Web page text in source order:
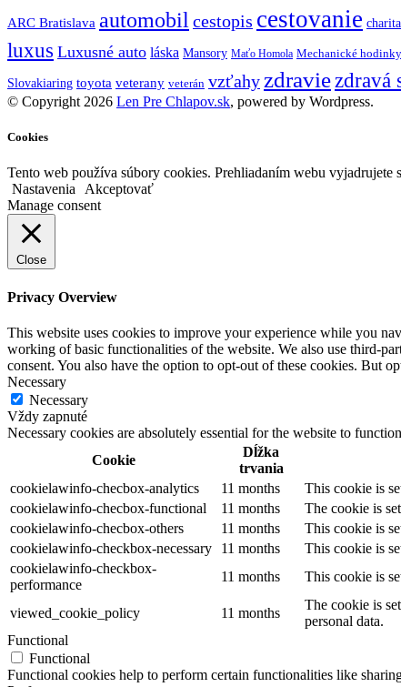
ARC Bratislava automobil cestopis cestovanie charita
luxus Luxusné auto láska Mansory Maťo Homola Mechanické hodinky
Slovakiaring toyota veterany veterán vzťahy zdravie zdravá
© Copyright 2026 Len Pre Chlapov.sk, powered by Wordpress.
Cookies
Tento web používa súbory cookies. Prehliadaním webu vyjadrujete
Nastavenia
Akceptovať
Manage consent
Close
Privacy Overview
This website uses cookies to improve your experience while you
working of basic functionalities of the website. We also use third-
consent. You also have the option to opt-out of these cookies. But
Necessary
Necessary
Vždy zapnuté
Necessary cookies are absolutely essential for the website to
Cookie
Dĺžka
trvania
cookielawinfo-checbox-analytics
11 months
This cookie is
cookielawinfo-checbox-functional
11 months
The cookie is
cookielawinfo-checbox-others
11 months
This cookie is
cookielawinfo-checkbox-necessary
11 months
This cookie is
cookielawinfo-checkbox-
performance
11 months This cookie is
viewed_cookie_policy 11 months
The cookie is
personal data.
Functional
Functional
Functional cookies help to perform certain functionalities like